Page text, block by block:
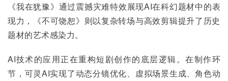
《我在犹豫》通过震撼灾难特效展现AI在科幻题材中的表
现力，《不可饶恕》则以复杂转场与高效剪辑提升了历史
题材的艺术感染力。
AI技术的应用正在重构短剧创作的底层逻辑。在制作环
节，可灵AI实现了动态分镜优化、虚拟场景生成、角色动